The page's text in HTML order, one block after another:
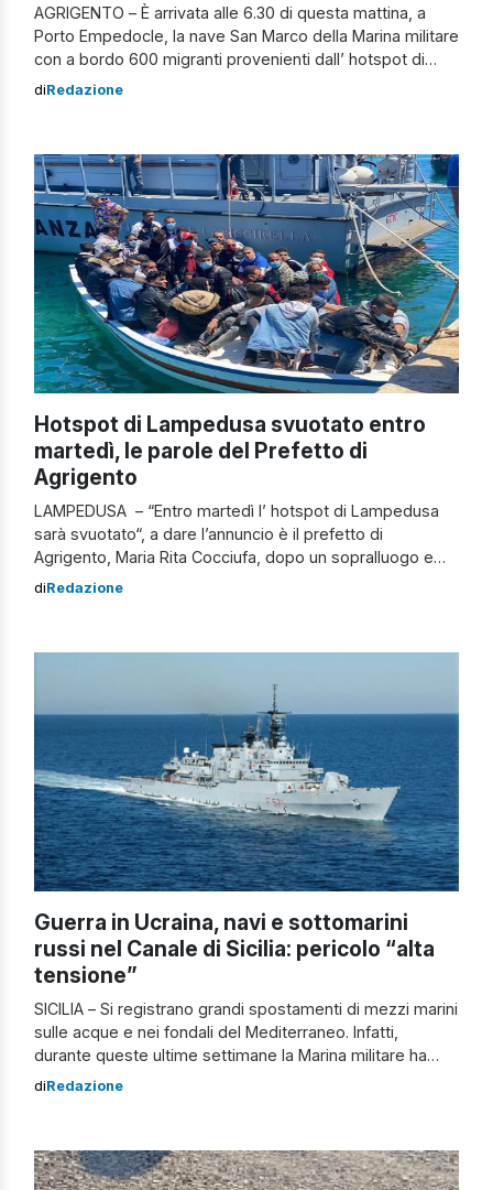
AGRIGENTO – È arrivata alle 6.30 di questa mattina, a
Porto Empedocle, la nave San Marco della Marina militare
con a bordo 600 migranti provenienti dall’ hotspot di
Lampedusa. A piccoli gruppi, i migranti vengono
nella nuova tensostruttura inaugurata a […]
diRedazione
Hotspot di Lampedusa svuotato entro
martedì, le parole del Prefetto di
Agrigento
LAMPEDUSA – “Entro martedì l’ hotspot di Lampedusa
sarà svuotato“, a dare l’annuncio è il prefetto di
Agrigento, Maria Rita Cocciufa, dopo un sopralluogo e
dopo un incontro con tutti gli enti (cooperativa che si
sta imbarcando l’ultimo gruppetto […]
diRedazione
Guerra in Ucraina, navi e sottomarini
russi nel Canale di Sicilia: pericolo “alta
tensione”
SICILIA – Si registrano grandi spostamenti di mezzi marini
sulle acque e nei fondali del Mediterraneo. Infatti,
durante queste ultime settimane la Marina militare ha
evidenziato nelle acque italiane lo spostamento di rotta
tenere sotto controllo […]
diRedazione